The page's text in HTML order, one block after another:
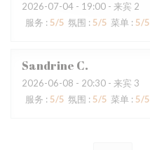
2026-07-04 - 19:00 - 来宾 2
服务 : 5/5 氛围 : 5/5 菜单 : 5/5
Sandrine C
2026-06-08 - 20:30 - 来宾 3
服务 : 5/5 氛围 : 5/5 菜单 : 5/5